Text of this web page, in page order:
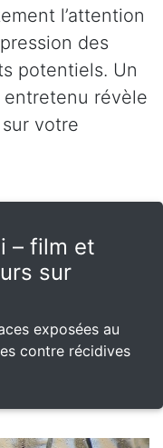
l’attention
des
potentiels. Un
révèle
votre
– film et
sur
exposées au
contre récidives